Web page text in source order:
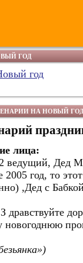
ГОД
год
НА НОВЫЙ
лица:
ведущий, Дед
2005 год, то
,Дед с
З дравствуйте
новогоднюю